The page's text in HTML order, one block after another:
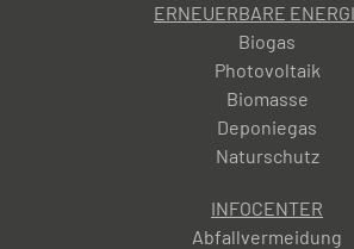
ERNEUERBARE
Biogas
Photovoltaik
Biomasse
Deponiegas
Naturschutz
INFOCENTER
Abfallvermeidung